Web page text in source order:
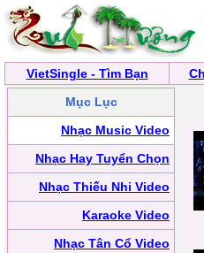
VietSingle - Tìm Bạn
Mục Lục
Nhạc Music Video
Nhạc Hay Tuyển Chọn
Nhạc Thiếu Nhi Video
Karaoke Video
Nhạc Tân Cổ Video